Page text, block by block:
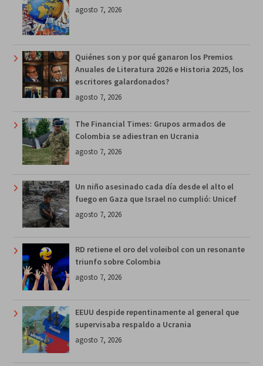
agosto 7, 2026
Quiénes son y por qué ganaron los Premios
Anuales de Literatura 2026 e Historia 2025, los
escritores galardonados?
agosto 7, 2026
The Financial Times: Grupos armados de
Colombia se adiestran en Ucrania
agosto 7, 2026
Un niño asesinado cada día desde el alto el
fuego en Gaza que Israel no cumplió: Unicef
agosto 7, 2026
RD retiene el oro del voleibol con un resonante
triunfo sobre Colombia
agosto 7, 2026
EEUU despide repentinamente al general que
supervisaba respaldo a Ucrania
agosto 7, 2026